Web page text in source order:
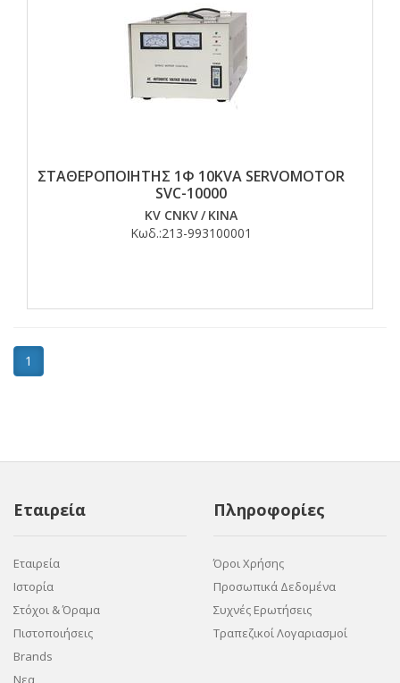
ΣΤΑΘΕΡΟΠΟΙΗΤΗΣ 1Φ 10KVA SERVOMOTOR
SVC-10000
KV CNKV/ ΚΙΝΑ
Κωδ.:213-993100001
1
Εταιρεία
Εταιρεία
Ιστορία
Στόχοι & Όραμα
Πιστοποιήσεις
Brands
Νεα
Πληροφορίες
Όροι Χρήσης
Προσωπικά Δεδομένα
Συχνές Ερωτήσεις
Τραπεζικοί Λογαριασμοί